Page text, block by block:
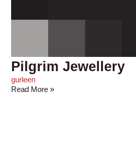
Pilgrim Jewellery
gurleen
Read More »